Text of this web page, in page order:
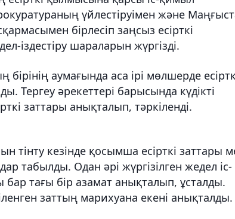
үйлестіруімен және
бірлесіп заңсыз есірткі
іздестіру шараларын жүргізді.
аумағында аса ірі мөлшерде
Тергеу әрекеттері барысында күдікті
заттары анықталып, тәркіленді.
кезінде қосымша есірткі заттары
табылды. Одан әрі жүргізілген жедел іс-
тағы бір азамат анықталып, ұсталды.
заттың марихуана екені анықталды.